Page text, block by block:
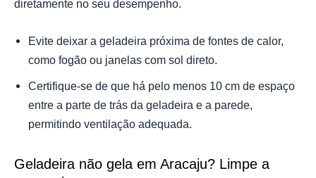
diretamente no seu desempenho.
Evite deixar a geladeira próxima de fontes de calor,
como fogão ou janelas com sol direto.
Certifique-se de que há pelo menos 10 cm de espaço
entre a parte de trás da geladeira e a parede,
permitindo ventilação adequada.
Geladeira não gela em Aracaju? Limpe a